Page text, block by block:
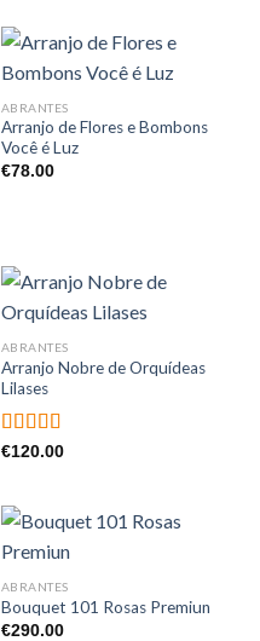
ABRANTES
Arranjo de Flores e Bombons
Você é Luz
€78.00
ABRANTES
Arranjo Nobre de Orquídeas
Lilases
Avaliação
€120.00
ABRANTES
Bouquet 101 Rosas Premiun
€290.00